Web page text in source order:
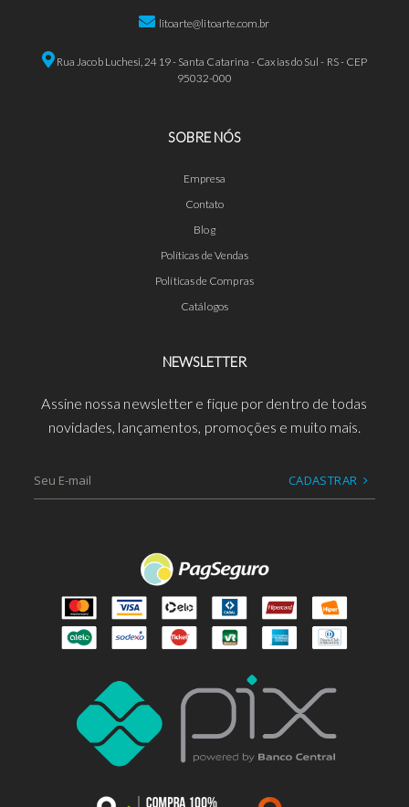
litoarte@litoarte.com.br
Rua Jacob Luchesi, 2419 - Santa Catarina - Caxias do Sul - RS - CEP
95032-000
SOBRE NÓS
Empresa
Contato
Blog
Políticas de Vendas
Políticas de Compras
Catálogos
NEWSLETTER
Assine nossa newsletter e fique por dentro de todas
novidades, lançamentos, promoções e muito mais.
CADASTRAR